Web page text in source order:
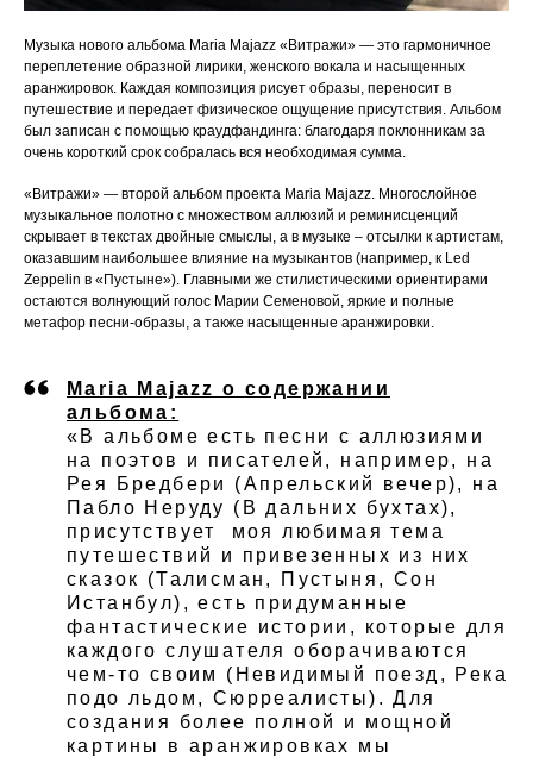
Музыка нового альбома Maria Majazz «Витражи» — это гармоничное
переплетение образной лирики, женского вокала и насыщенных
аранжировок. Каждая композиция рисует образы, переносит в
путешествие и передает физическое ощущение присутствия. Альбом
был записан с помощью краудфандинга: благодаря поклонникам за
очень короткий срок собралась вся необходимая сумма.
«Витражи» — второй альбом проекта Maria Majazz. Многослойное
музыкальное полотно с множеством аллюзий и реминисценций
скрывает в текстах двойные смыслы, а в музыке – отсылки к артистам,
оказавшим наибольшее влияние на музыкантов (например, к Led
Zeppelin в «Пустыне»). Главными же стилистическими ориентирами
остаются волнующий голос Марии Семеновой, яркие и полные
метафор песни-образы, а также насыщенные аранжировки.
Maria Majazz о содержании
альбома:
«В альбоме есть песни с аллюзиями
на поэтов и писателей, например, на
Рея Бредбери (Апрельский вечер), на
Пабло Неруду (В дальних бухтах),
присутствует моя любимая тема
путешествий и привезенных из них
сказок (Талисман, Пустыня, Сон
Истанбул), есть придуманные
фантастические истории, которые для
каждого слушателя оборачиваются
чем-то своим (Невидимый поезд, Река
подо льдом, Сюрреалисты). Для
создания более полной и мощной
картины в аранжировках мы